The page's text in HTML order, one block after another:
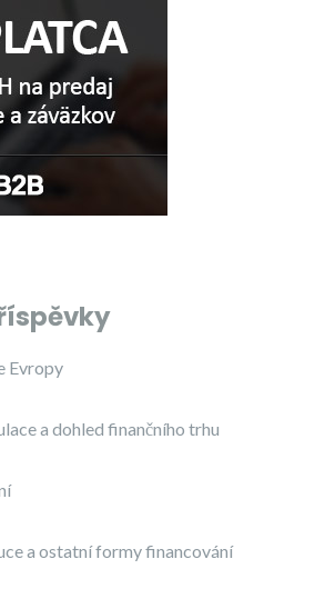
Evropy
a dohled finančního trhu
a ostatní formy financování